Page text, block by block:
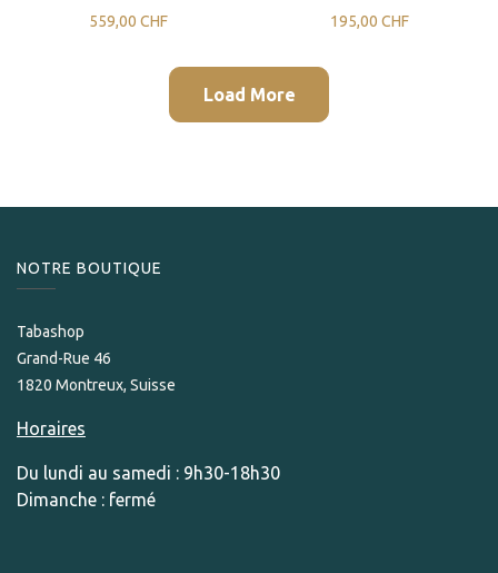
559,00 CHF 195,00 CHF
Load More
NOTRE BOUTIQUE
Tabashop
Grand-Rue 46
1820 Montreux, Suisse
Horaires
Du lundi au samedi : 9h30-18h30
Dimanche : fermé